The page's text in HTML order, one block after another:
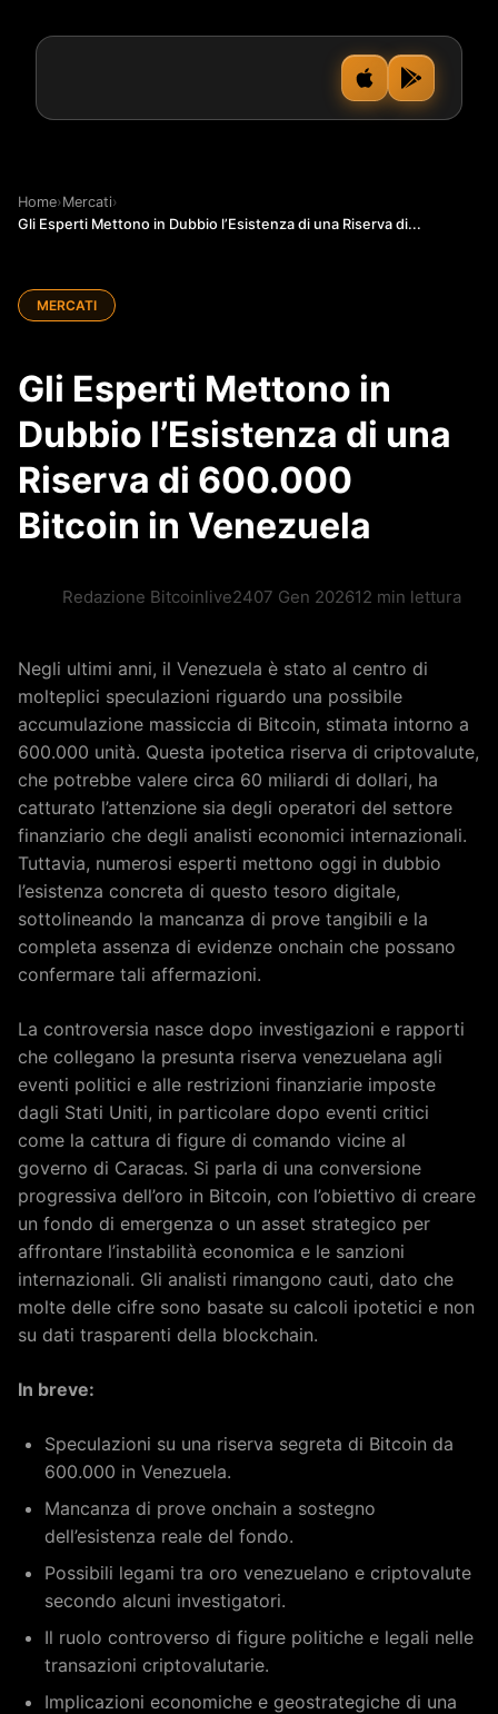
Home›Mercati›
Gli Esperti Mettono in Dubbio l’Esistenza di una Riserva di...
MERCATI
Gli Esperti Mettono in
Dubbio l’Esistenza di una
Riserva di 600.000
Bitcoin in Venezuela
Redazione Bitcoinlive2407 Gen 202612 min lettura
Negli ultimi anni, il Venezuela è stato al centro di
molteplici speculazioni riguardo una possibile
accumulazione massiccia di Bitcoin, stimata intorno a
600.000 unità. Questa ipotetica riserva di criptovalute,
che potrebbe valere circa 60 miliardi di dollari, ha
catturato l’attenzione sia degli operatori del settore
finanziario che degli analisti economici internazionali.
Tuttavia, numerosi esperti mettono oggi in dubbio
l’esistenza concreta di questo tesoro digitale,
sottolineando la mancanza di prove tangibili e la
completa assenza di evidenze onchain che possano
confermare tali affermazioni.
La controversia nasce dopo investigazioni e rapporti
che collegano la presunta riserva venezuelana agli
eventi politici e alle restrizioni finanziarie imposte
dagli Stati Uniti, in particolare dopo eventi critici
come la cattura di figure di comando vicine al
governo di Caracas. Si parla di una conversione
progressiva dell’oro in Bitcoin, con l’obiettivo di creare
un fondo di emergenza o un asset strategico per
affrontare l’instabilità economica e le sanzioni
internazionali. Gli analisti rimangono cauti, dato che
molte delle cifre sono basate su calcoli ipotetici e non
su dati trasparenti della blockchain.
In breve:
Speculazioni su una riserva segreta di Bitcoin da
600.000 in Venezuela.
Mancanza di prove onchain a sostegno
dell’esistenza reale del fondo.
Possibili legami tra oro venezuelano e criptovalute
secondo alcuni investigatori.
Il ruolo controverso di figure politiche e legali nelle
transazioni criptovalutarie.
Implicazioni economiche e geostrategiche di una